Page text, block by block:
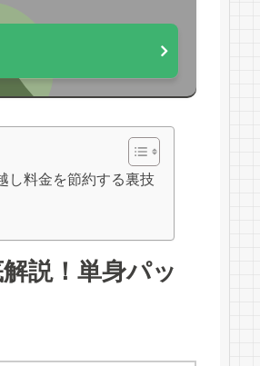
し料金を節約する裏技
説！単身パッ